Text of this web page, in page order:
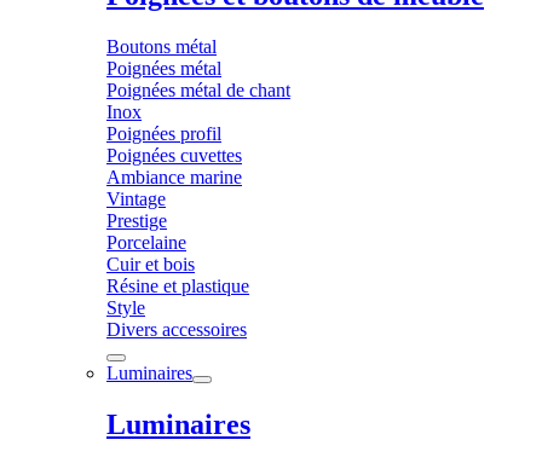
Boutons métal
Poignées métal
Poignées métal de chant
Inox
Poignées profil
Poignées cuvettes
Ambiance marine
Vintage
Prestige
Porcelaine
Cuir et bois
Résine et plastique
Style
Divers accessoires
Luminaires
Luminaires